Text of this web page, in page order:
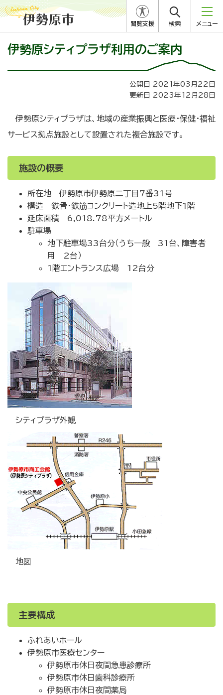
閲覧支援 検索 メニュー
伊勢原シティプラザ利用のご案内
公開日 2021年03月22日
更新日 2023年12月28日
伊勢原シティプラザは、地域の産業振興と医療・保健・福祉
サービス拠点施設として設置された複合施設です。
施設の概要
所在地 伊勢原市伊勢原二丁目7番31号
構造 鉄骨・鉄筋コンクリート造地上5階地下1階
延床面積 6,018.78平方メートル
駐車場
地下駐車場33台分（うち一般 31台、障害者
用 2台）
1階エントランス広場 12台分
シティプラザ外観
地図
主要構成
ふれあいホール
伊勢原市医療センター
伊勢原市休日夜間急患診療所
伊勢原市休日歯科診療所
伊勢原市休日夜間薬局